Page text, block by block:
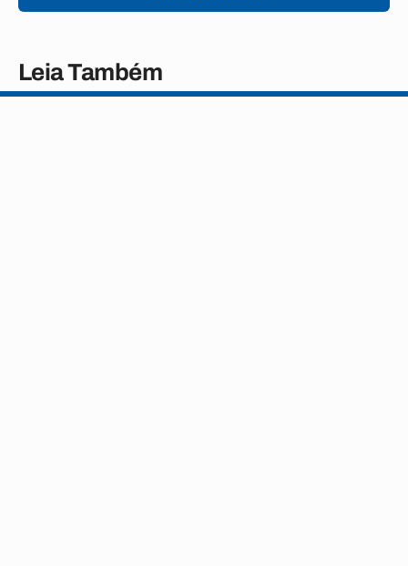
Leia Também